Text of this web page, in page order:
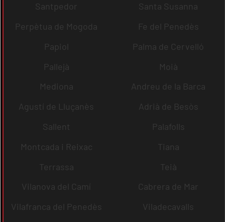
Santpedor
Santa Susanna
Perpètua de Mogoda
Fe del Penedès
Papiol
Palma de Cervelló
Pallejà
Moià
Mediona
Andreu de la Barca
Agustí de Lluçanès
Adrià de Besòs
Sallent
Palafolls
Montcada i Reixac
Tiana
Terrassa
Teià
Vilanova del Camí
Cabrera de Mar
Vilafranca del Penedès
Viladecavalls